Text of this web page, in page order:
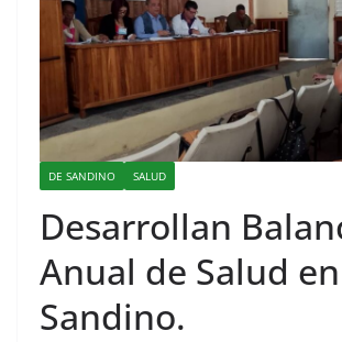
DE SANDINO SALUD
Desarrollan
Anual de Salud en
Sandino.